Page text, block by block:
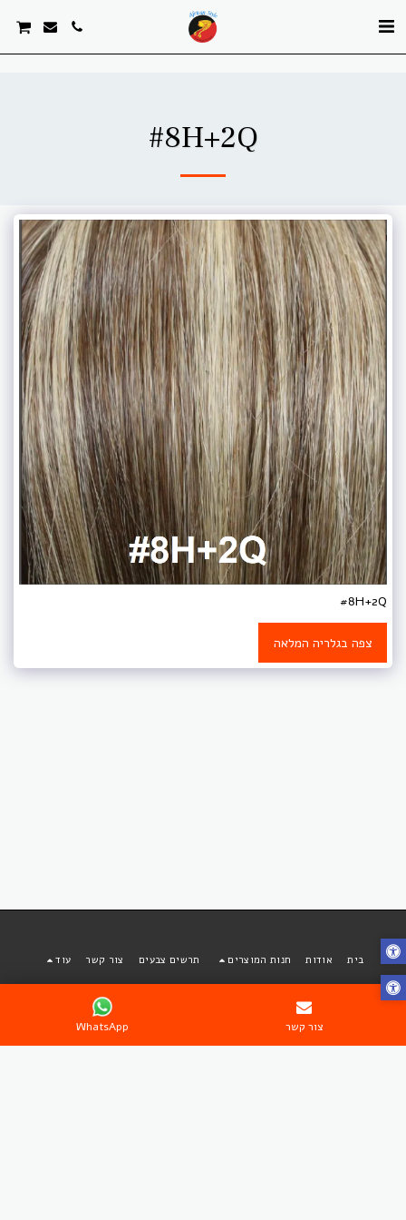
#8H+2Q
#8H+2Q
צפה בגלריה המלאה
בוטיק פאות ותוספות שיער מבית אפריקן סטייל
תקנון שימוש
נגישות
בית אודות חנות המוצרים תרשים צבעים צור קשר עוד
WhatsApp צור קשר